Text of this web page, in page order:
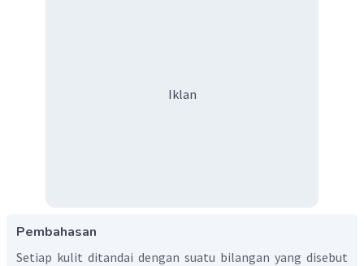
Iklan
Pembahasan
Setiap kulit ditandai dengan suatu bilangan yang disebut